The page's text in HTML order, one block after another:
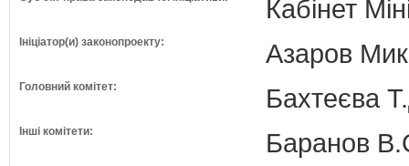
Кабінет
Ініціатор(и) законопроекту: Азаров
Головний комітет: Бахтеєва
Інші комітети:
Баранов